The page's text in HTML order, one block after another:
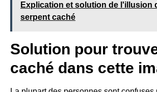
Explication et solution de l'illusion
serpent caché
Solution pour
caché dans cette